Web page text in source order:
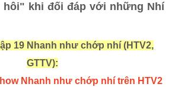
hôi" khi đối đáp với những Nhí
19 Nhanh như chớp nhí (HTV2,
GTTV):
Nhanh như chớp nhí trên HTV2